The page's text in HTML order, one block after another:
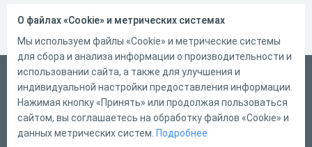
Русский
Справка
Форма обратной связи
О файлах «Cookie» и метрических системах
Мы используем файлы «Cookie» и метрические системы
для сбора и анализа информации о производительности и
использовании сайта, а также для улучшения и
индивидуальной настройки предоставления информации.
Нажимая кнопку «Принять» или продолжая пользоваться
сайтом, вы соглашаетесь на обработку файлов «Cookie» и
данных метрических систем. Подробнее